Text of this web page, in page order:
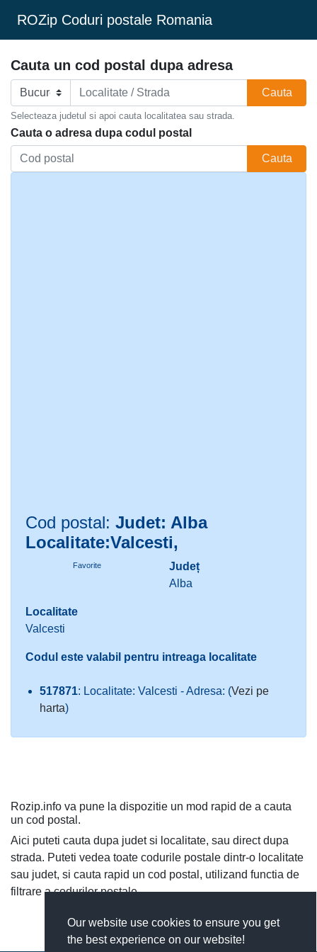
Our website use cookies to ensure you get
the best experience on our website!
ROZip Coduri postale Romania
Cauta un cod postal dupa adresa
Cauta
Selecteaza judetul si apoi cauta localitatea sau strada.
Cauta o adresa dupa codul postal
Cauta
Cod postal: Judet: Alba
Localitate:Valcesti,
Favorite
Județ
Alba
Localitate
Valcesti
Codul este valabil pentru intreaga localitate
517871: Localitate: Valcesti - Adresa: (Vezi pe
harta)
Rozip.info va pune la dispozitie un mod rapid de a cauta
un cod postal.
Aici puteti cauta dupa judet si localitate, sau direct dupa
strada. Puteti vedea toate codurile postale dintr-o localitate
sau judet, si cauta rapid un cod postal, utilizand functia de
filtrare a codurilor postale.